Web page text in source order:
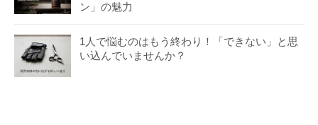
ン」の魅力
1人で悩むのはもう終わり！「できない」と思
い込んでいませんか？